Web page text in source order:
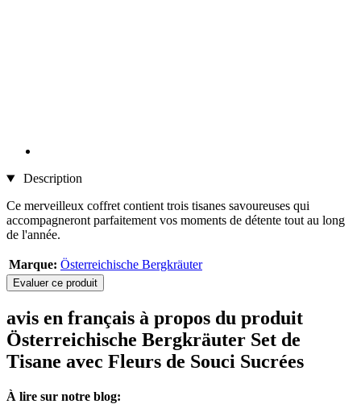
Description
Ce merveilleux coffret contient trois tisanes savoureuses qui
accompagneront parfaitement vos moments de détente tout au long
de l'année.
Marque: Österreichische Bergkräuter
Evaluer ce produit
avis en français à propos du produit
Österreichische Bergkräuter Set de
Tisane avec Fleurs de Souci Sucrées
À lire sur notre blog: